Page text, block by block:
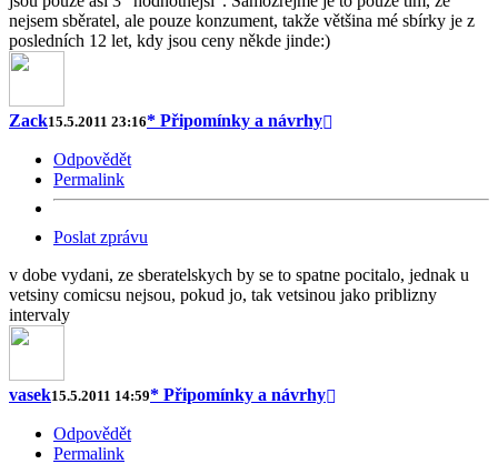
nejsem sběratel, ale pouze konzument, takže většina mé sbírky je z
posledních 12 let, kdy jsou ceny někde jinde:)
Zack15.5.2011 23:16* Připomínky a návrhy
Odpovědět
Permalink
Poslat zprávu
v dobe vydani, ze sberatelskych by se to spatne pocitalo, jednak u
vetsiny comicsu nejsou, pokud jo, tak vetsinou jako priblizny
intervaly
vasek15.5.2011 14:59* Připomínky a návrhy
Odpovědět
Permalink